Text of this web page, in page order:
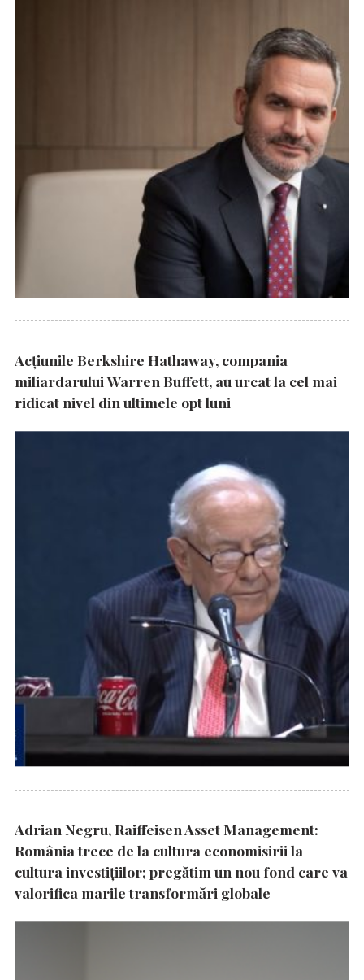
Acțiunile Berkshire Hathaway, compania
miliardarului Warren Buffett, au urcat la cel mai
ridicat nivel din ultimele opt luni
Adrian Negru, Raiffeisen Asset Management:
România trece de la cultura economisirii la
cultura investițiilor; pregătim un nou fond care va
valorifica marile transformări globale